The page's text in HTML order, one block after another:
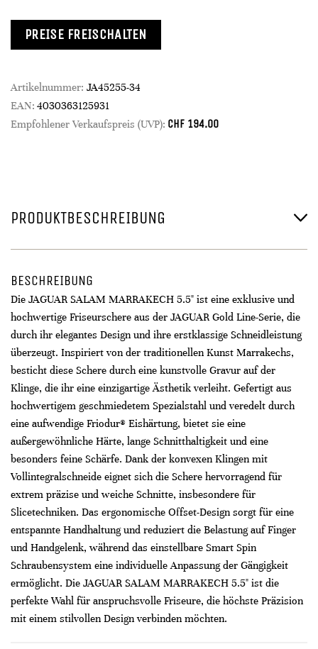
PREISE FREISCHALTEN
Artikelnummer: JA45255-34
EAN: 4030363125931
Empfohlener Verkaufspreis (UVP): CHF 194.00
PRODUKTBESCHREIBUNG
BESCHREIBUNG
Die JAGUAR SALAM MARRAKECH 5.5" ist eine exklusive und
hochwertige Friseurschere aus der JAGUAR Gold Line-Serie, die
durch ihr elegantes Design und ihre erstklassige Schneidleistung
überzeugt. Inspiriert von der traditionellen Kunst Marrakechs,
besticht diese Schere durch eine kunstvolle Gravur auf der
Klinge, die ihr eine einzigartige Ästhetik verleiht. Gefertigt aus
hochwertigem geschmiedetem Spezialstahl und veredelt durch
eine aufwendige Friodur® Eishärtung, bietet sie eine
außergewöhnliche Härte, lange Schnitthaltigkeit und eine
besonders feine Schärfe. Dank der konvexen Klingen mit
Vollintegralschneide eignet sich die Schere hervorragend für
extrem präzise und weiche Schnitte, insbesondere für
Slicetechniken. Das ergonomische Offset-Design sorgt für eine
entspannte Handhaltung und reduziert die Belastung auf Finger
und Handgelenk, während das einstellbare Smart Spin
Schraubensystem eine individuelle Anpassung der Gängigkeit
ermöglicht. Die JAGUAR SALAM MARRAKECH 5.5" ist die
perfekte Wahl für anspruchsvolle Friseure, die höchste Präzision
mit einem stilvollen Design verbinden möchten.